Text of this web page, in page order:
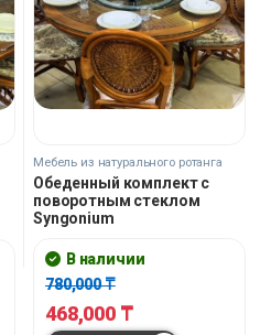
Мебель из натурального ротанга
Обеденный комплект с
поворотным стеклом
Syngonium
В наличии
780,000₸
468,000 ₸